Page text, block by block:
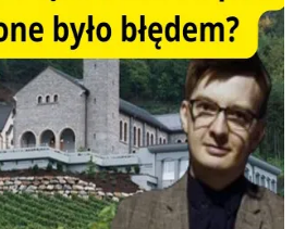
mitów historycznych